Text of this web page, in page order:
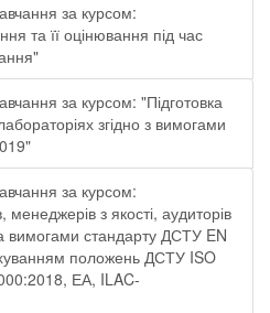
за курсом:
та її оцінювання під час
за курсом: "Підготовка
згідно з вимогами
за курсом:
менеджерів з якості, аудиторів
вимогами стандарту ДСТУ EN
положень ДСТУ ISO
ЕА, ILAC-